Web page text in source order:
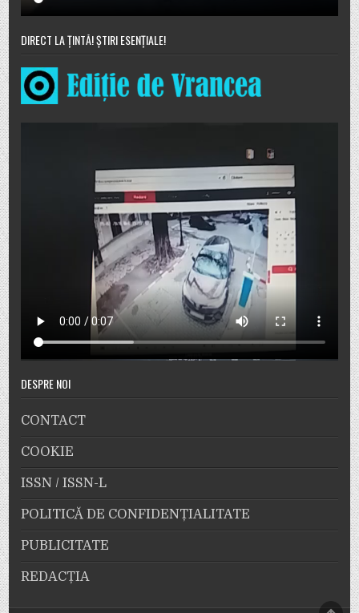
DIRECT LA ȚINTĂ! ȘTIRI ESENȚIALE!
DESPRE NOI
CONTACT
COOKIE
ISSN / ISSN-L
POLITICĂ DE CONFIDENȚIALITATE
PUBLICITATE
REDACȚIA